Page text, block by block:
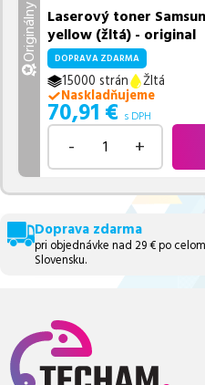
Originálny Laserový toner
yellow (žltá) - original
DOPRAVA ZDARMA
15000 strán
Žltá
Naskladňujeme
70,91 € s DPH
- +
Doprava zdarma
pri objednávke nad 29 € po celom
Slovensku.